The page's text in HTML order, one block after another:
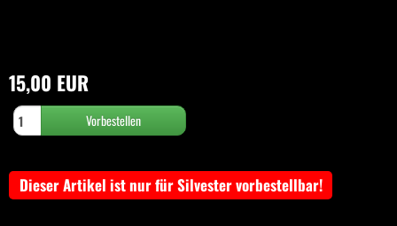
15,00 EUR
Dieser Artikel ist nur für Silvester vorbestellbar!